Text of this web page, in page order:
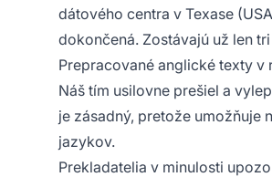
dátového centra v Texase
dokončená. Zostávajú už len
Prepracované anglické texty
Náš tím usilovne prešiel a
je zásadný, pretože umožňuje
jazykov.
Prekladatelia v minulosti